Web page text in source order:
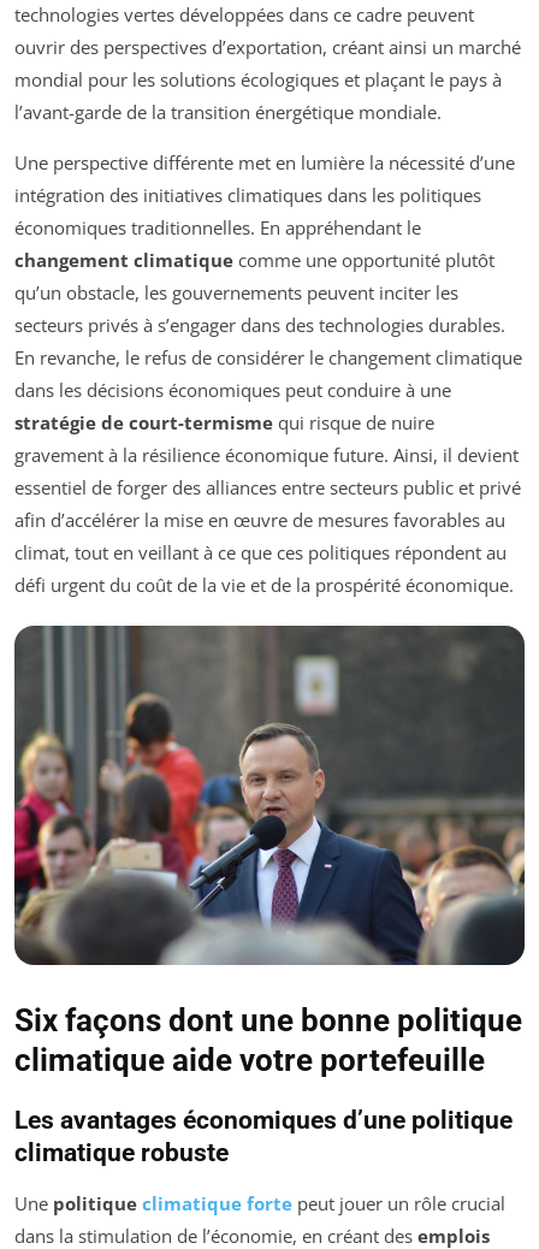
technologies vertes développées dans ce cadre peuvent
ouvrir des perspectives d’exportation, créant ainsi un marché
mondial pour les solutions écologiques et plaçant le pays à
l’avant-garde de la transition énergétique mondiale.
Une perspective différente met en lumière la nécessité d’une
intégration des initiatives climatiques dans les politiques
économiques traditionnelles. En appréhendant le
changement climatique comme une opportunité plutôt
qu’un obstacle, les gouvernements peuvent inciter les
secteurs privés à s’engager dans des technologies durables.
En revanche, le refus de considérer le changement climatique
dans les décisions économiques peut conduire à une
stratégie de court-termisme qui risque de nuire
gravement à la résilience économique future. Ainsi, il devient
essentiel de forger des alliances entre secteurs public et privé
afin d’accélérer la mise en œuvre de mesures favorables au
climat, tout en veillant à ce que ces politiques répondent au
défi urgent du coût de la vie et de la prospérité économique.
Six façons dont une bonne politique
climatique aide votre portefeuille
Les avantages économiques d’une politique
climatique robuste
Une politique climatique forte peut jouer un rôle crucial
dans la stimulation de l’économie, en créant des emplois